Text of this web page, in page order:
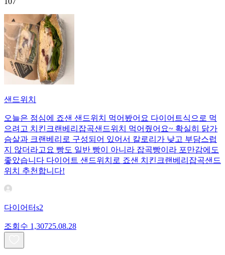
샌드위치
오늘은 점심에 죠샌 샌드위치 먹어봤어요 다이어트식으로 먹
으려고 치킨크랜베리잡곡샌드위치 먹어줬어요~ 확실히 닭가
슴살과 크랜베리로 구성되어 있어서 칼로리가 낮고 부담스럽
지 않더라고요 빵도 일반 빵이 아니라 잡곡빵이라 포만감에도
좋았습니다 다이어트 샌드위치로 죠샌 치킨크랜베리잡곡샌드
위치 추천합니다!
다이어터s2
조회수 1,30725.08.28